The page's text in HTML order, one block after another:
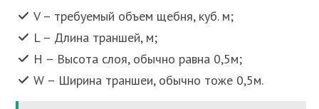
V – требуемый объем щебня, куб. м;
L – Длина траншей, м;
H – Высота слоя, обычно равна 0,5м;
W – Ширина траншеи, обычно тоже 0,5м.